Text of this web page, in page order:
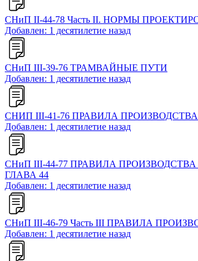
СНиП II-44-78 Часть II. НОРМЫ
Добавлен: 1 десятилетие назад
СНиП III-39-76 ТРАМВАЙНЫЕ ПУТИ
Добавлен: 1 десятилетие назад
СНИП III-41-76 ПРАВИЛА
Добавлен: 1 десятилетие назад
СНиП III-44-77 ПРАВИЛА
ГЛАВА 44
Добавлен: 1 десятилетие назад
СНиП III-46-79 Часть III ПРАВИЛА
Добавлен: 1 десятилетие назад